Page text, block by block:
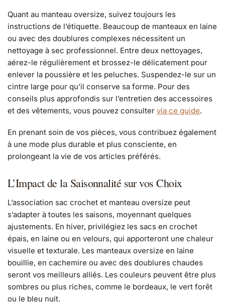
Quant au manteau oversize, suivez toujours les
instructions de l’étiquette. Beaucoup de manteaux en laine
ou avec des doublures complexes nécessitent un
nettoyage à sec professionnel. Entre deux nettoyages,
aérez-le régulièrement et brossez-le délicatement pour
enlever la poussière et les peluches. Suspendez-le sur un
cintre large pour qu’il conserve sa forme. Pour des
conseils plus approfondis sur l’entretien des accessoires
et des vêtements, vous pouvez consulter via ce guide.
En prenant soin de vos pièces, vous contribuez également
à une mode plus durable et plus consciente, en
prolongeant la vie de vos articles préférés.
L’Impact de la Saisonnalité sur vos Choix
L’association sac crochet et manteau oversize peut
s’adapter à toutes les saisons, moyennant quelques
ajustements. En hiver, privilégiez les sacs en crochet
épais, en laine ou en velours, qui apporteront une chaleur
visuelle et texturale. Les manteaux oversize en laine
bouillie, en cachemire ou avec des doublures chaudes
seront vos meilleurs alliés. Les couleurs peuvent être plus
sombres ou plus riches, comme le bordeaux, le vert forêt
ou le bleu nuit.